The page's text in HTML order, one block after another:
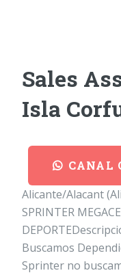
Sales
Isla
CANAL
Alicante/Alacant
SPRINTER
Buscamos
Sprinter no